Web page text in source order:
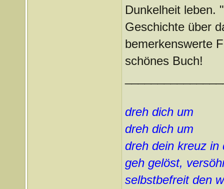
Dunkelheit leben.
Geschichte über
bemerkenswerte
schönes Buch!
dreh dich um
dreh dich um
dreh dein kreuz in
geh gelöst,
selbstbefreit den